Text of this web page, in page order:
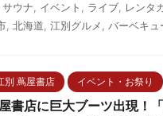
サウナ, イベント , ライブ, レンタ
, 北海道, 江別グルメ, バーベキュ
別 蔦屋書店 イベント・お祭り
書店に巨大ブーツ出現！